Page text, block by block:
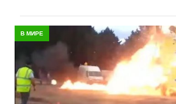
В МИРЕ